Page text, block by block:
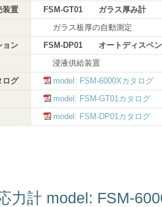
装置
FSM-GT01 ガラス厚み計
ガラス板厚の自動測定
ョン
FSM-DP01 オートディスペ
浸液供給装置
ログ
model: FSM-6000Xカタログ
model: FSM-GT01カタログ
model: FSM-DP01カタログ
力計 model: FSM-